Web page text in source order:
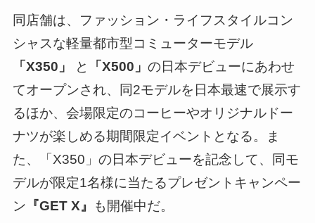
同店舗は、ファッション・ライフスタイルコン
シャスな軽量都市型コミューターモデル
「X350」
と 「X500」 の日本デビューにあわせ
てオープンされ、同2モデルを日本最速で展示す
るほか、会場限定のコーヒーやオリジナルドー
ナツが楽しめる期間限定イベントとなる。ま
た、「X350」の日本デビューを記念して、同モ
デルが限定1名様に当たるプレゼントキャンペー
ン 『GET X』 も開催中だ。